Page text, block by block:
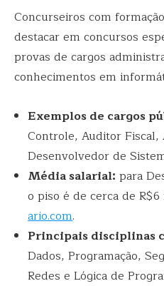
Concurseiros com
destacar em concursos
provas de cargos
conhecimentos em
Exemplos de cargos
Controle, Auditor
Desenvolvedor de
Média salarial: para
o piso é de cerca de
ario.com.
Principais disciplinas
Dados, Programação,
Redes e Lógica de